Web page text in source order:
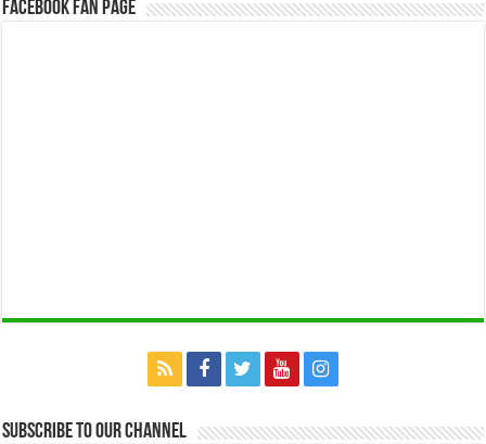
Facebook Fan Page
Subscribe to our Channel